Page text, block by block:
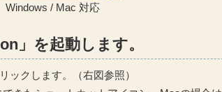
Windows / Mac 対応
」を起動します。
ックします。（右図参照）